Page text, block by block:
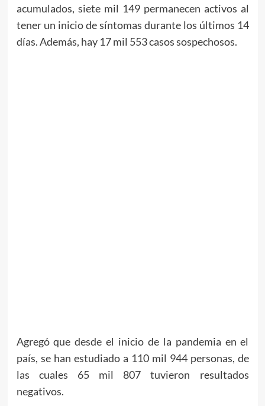
acumulados, siete mil 149 permanecen activos al
tener un inicio de síntomas durante los últimos 14
días. Además, hay 17 mil 553 casos sospechosos.
Agregó que desde el inicio de la pandemia en el
país, se han estudiado a 110 mil 944 personas, de
las cuales 65 mil 807 tuvieron resultados
negativos.